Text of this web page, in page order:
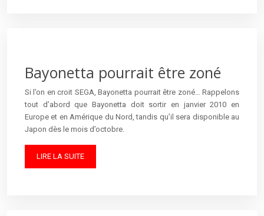
Bayonetta pourrait être zoné
Si l’on en croit SEGA, Bayonetta pourrait être zoné… Rappelons
tout d’abord que Bayonetta doit sortir en janvier 2010 en
Europe et en Amérique du Nord, tandis qu’il sera disponible au
Japon dès le mois d’octobre.
LIRE LA SUITE